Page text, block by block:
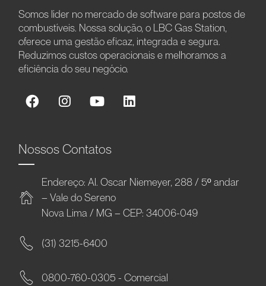
Somos líder no mercado de software para postos de
combustíveis. Nossa solução, o LBC Gas Station,
oferece uma gestão eficaz, integrada e segura.
Reduzimos custos operacionais e melhoramos a
eficiência do seu negócio.
Nossos Contatos
Endereço: Al. Oscar Niemeyer, 288 / 5º andar
– Vale do Sereno
Nova Lima / MG – CEP: 34006-049
(31) 3215-6400
0800-760-0305 - Comercial